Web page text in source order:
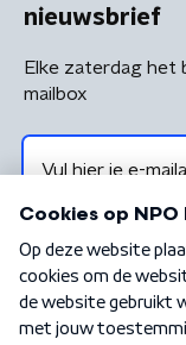
nieuwsbrief
Elke zaterdag het
mailbox
Algemene